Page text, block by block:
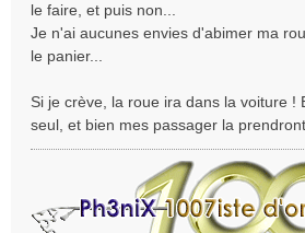
le faire, et puis non...
Je n'ai aucunes envies d'abimer ma
le panier...
Si je crève, la roue ira dans la voiture !
seul, et bien mes passager la